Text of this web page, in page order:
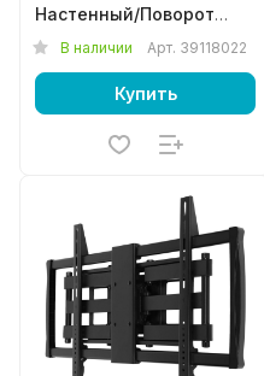
Настенный/Поворот
Черный
В наличии Арт. 39118022
Купить